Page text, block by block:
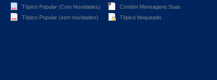
Tópico Popular (Com Novidades)
Tópico Popular (sem novidades)
Contém Mensagens Suas
Tópico bloqueado